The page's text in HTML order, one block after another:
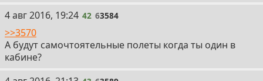
42
4 авг 2016, 19:24 42 63584
>>3570
А будут самочтоятельные полеты когда ты один в
кабине?